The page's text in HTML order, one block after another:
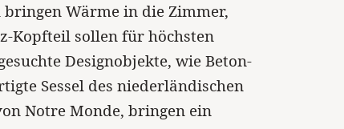
Wärme in die Zimmer,
Kopfteil sollen für höchsten
Designobjekte, wie Beton-
Sessel des niederländischen
Notre Monde, bringen ein